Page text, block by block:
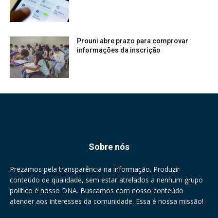
Prouni abre prazo para comprovar
informações da inscrição
Sobre nós
Prezamos pela transparência na informação. Produzir
conteúdo de qualidade, sem estar atrelados a nenhum grupo
político é nosso DNA. Buscamos com nosso conteúdo
atender aos interesses da comunidade. Essa é nossa missão!